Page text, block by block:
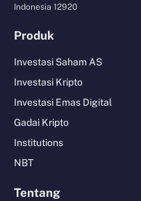
Indonesia 12920
Produk
Investasi Saham AS
Investasi Kripto
Investasi Emas Digital
Gadai Kripto
Institutions
NBT
Tentang